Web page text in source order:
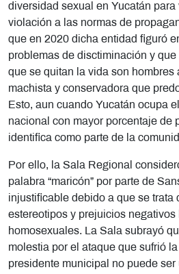
diversidad sexual en Yucatán
violación a las normas de
que en 2020 dicha entidad figuró
problemas de disctiminación y
que se quitan la vida son hombres
machista y conservadora que
Esto, aun cuando Yucatán ocupa
nacional con mayor porcentaje de
identifica como parte de la
Por ello, la Sala Regional
palabra “maricón” por parte de
injustificable debido a que se trata
estereotipos y prejuicios
homosexuales. La Sala subrayó
molestia por el ataque que sufrió
presidente municipal no puede ser